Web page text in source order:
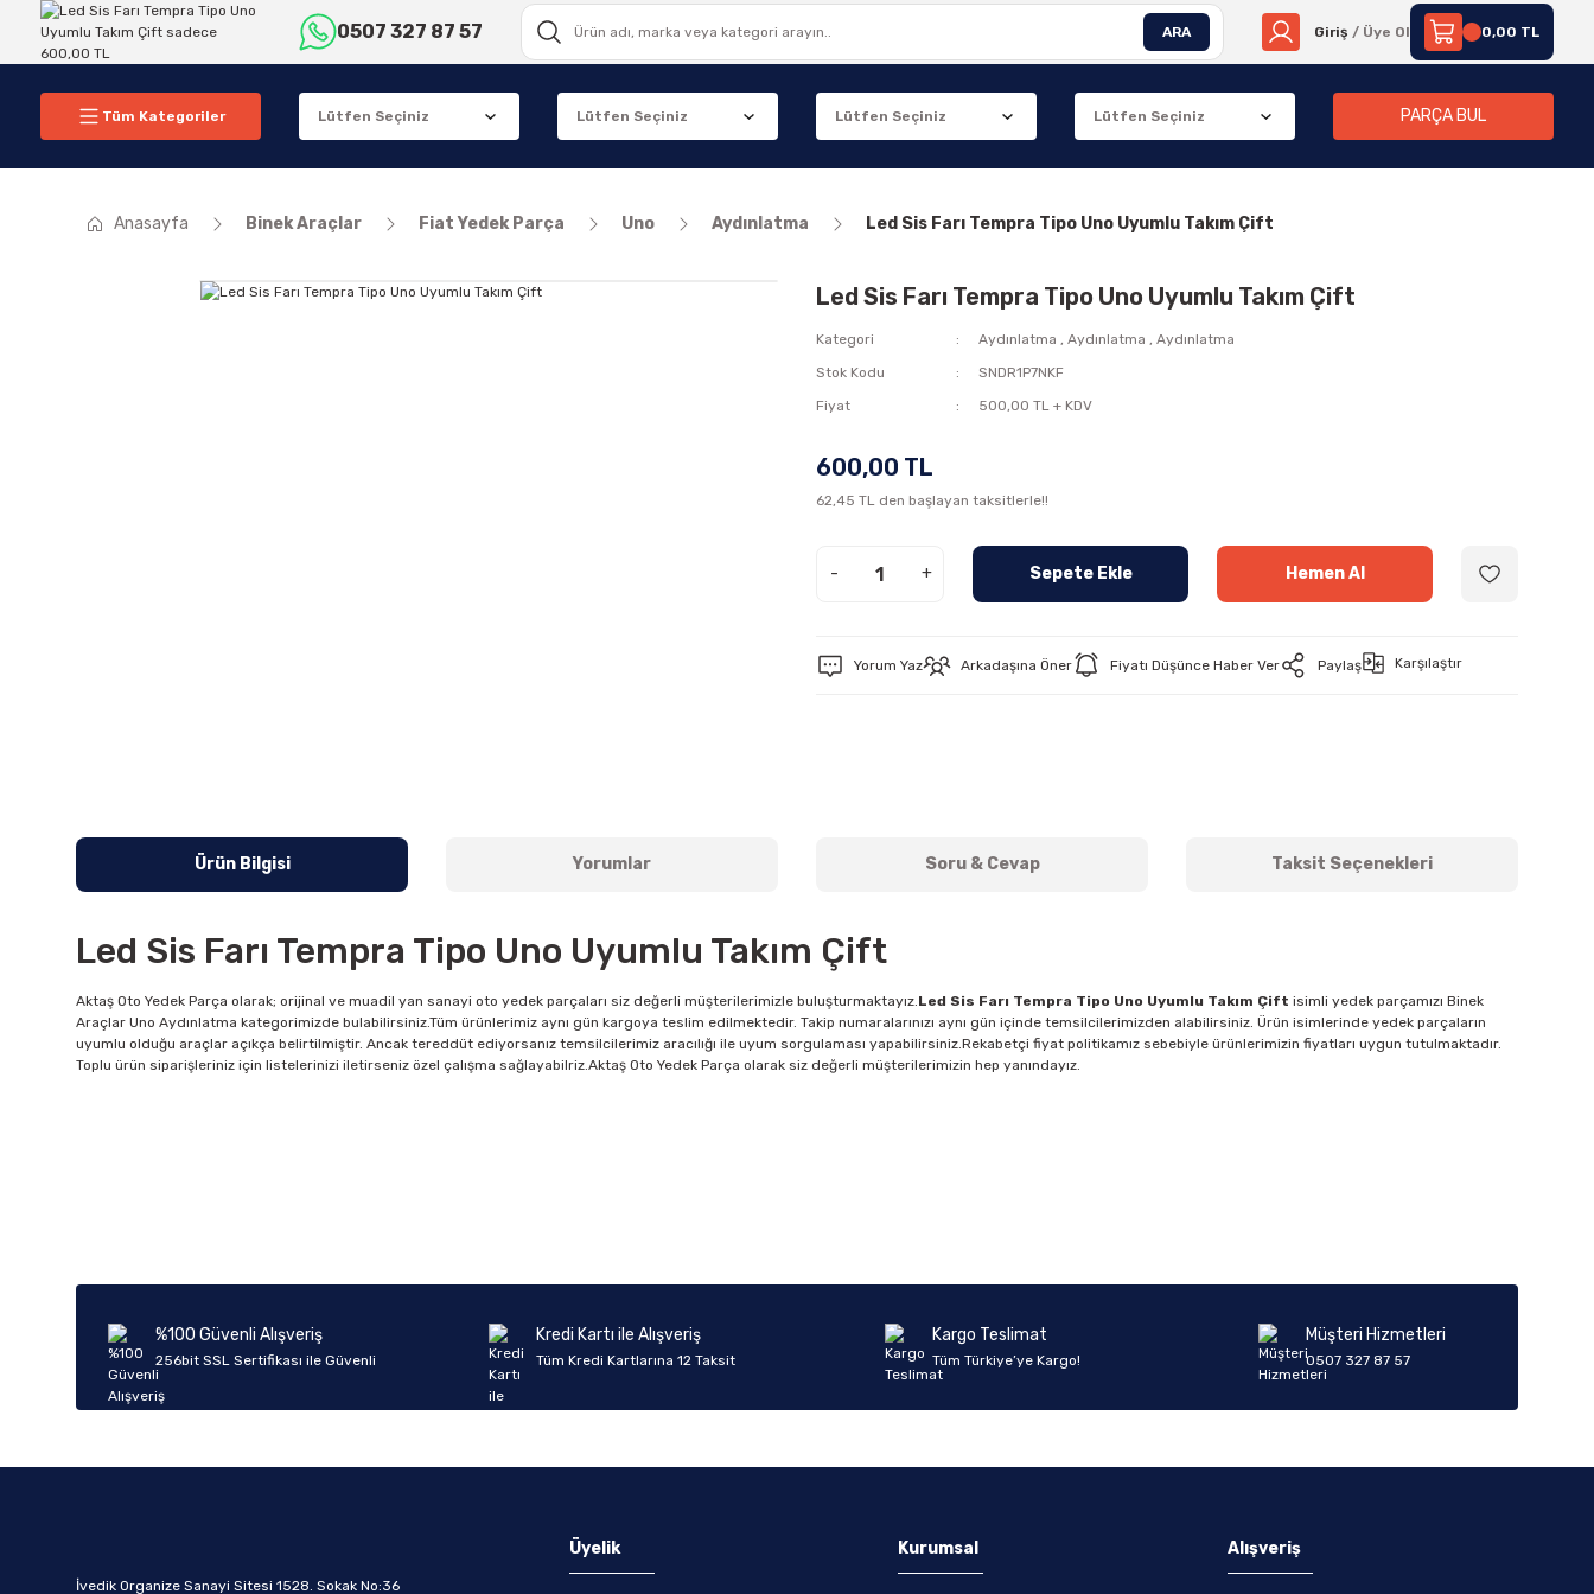
0507 327 87 57 ARA Giriş / Üye Ol 0,00 TL
Tüm Kategoriler PARÇA BUL
Anasayfa Binek Araçlar Fiat Yedek Parça Uno Aydınlatma Led Sis Farı Tempra Tipo Uno Uyumlu Takım Çift
Led Sis Farı Tempra Tipo Uno Uyumlu Takım Çift
Kategori Aydınlatma ,Aydınlatma ,Aydınlatma
Stok Kodu
SNDR1P7NKF
Fiyat
500,00 TL + KDV
600,00 TL
62,45 TL den başlayan taksitlerle!!
- + Sepete Ekle Hemen Al
Yorum Yaz Arkadaşına Öner Fiyatı Düşünce Haber Ver Paylaş Karşılaştır
Ürün Bilgisi Yorumlar Soru & Cevap Taksit Seçenekleri
Led Sis Farı Tempra Tipo Uno Uyumlu Takım Çift
Aktaş Oto Yedek Parça olarak; orijinal ve muadil yan sanayi oto yedek parçaları siz değerli müşterilerimizle buluşturmaktayız.Led Sis Farı Tempra Tipo Uno Uyumlu Takım Çift isimli yedek parçamızı Binek
Araçlar Uno Aydınlatma kategorimizde bulabilirsiniz.Tüm ürünlerimiz aynı gün kargoya teslim edilmektedir. Takip numaralarınızı aynı gün içinde temsilcilerimizden alabilirsiniz. Ürün isimlerinde yedek parçaların
uyumlu olduğu araçlar açıkça belirtilmiştir. Ancak tereddüt ediyorsanız temsilcilerimiz aracılığı ile uyum sorgulaması yapabilirsiniz.Rekabetçi fiyat politikamız sebebiyle ürünlerimizin fiyatları uygun tutulmaktadır.
Toplu ürün siparişleriniz için listelerinizi iletirseniz özel çalışma sağlayabilriz.Aktaş Oto Yedek Parça olarak siz değerli müşterilerimizin hep yanındayız.
%100 Güvenli Alışveriş
256bit SSL Sertifikası ile Güvenli
Kredi Kartı ile Alışveriş
Tüm Kredi Kartlarına 12 Taksit
Kargo Teslimat
Tüm Türkiye’ye Kargo!
Müşteri Hizmetleri
0507 327 87 57
İvedik Organize Sanayi Sitesi 1528. Sokak No:36
Üyelik Kurumsal Alışveriş